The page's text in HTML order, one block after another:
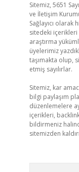
Sitemiz, 5651
ve İletişim
Sağlayıcı
sitedeki
araştırma
üyelerimiz
taşımakta olup,
etmiş sayılırlar.
Sitemiz, kar
bilgi paylaşım
düzenlemelere
içerikleri,
bildirmeniz
sitemizden